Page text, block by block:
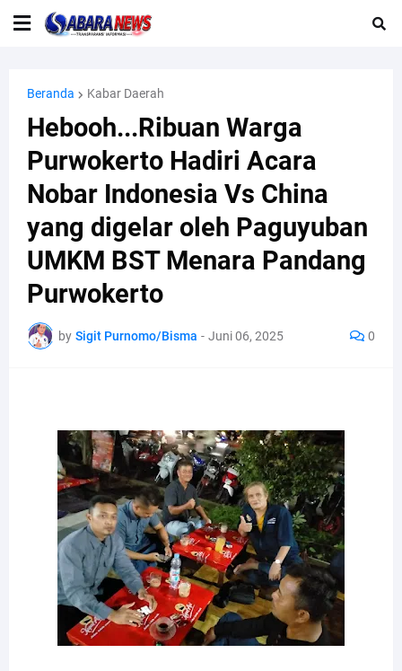
Beranda Kabar Daerah
Hebooh...Ribuan Warga
Purwokerto Hadiri Acara
Nobar Indonesia Vs China
yang digelar oleh Paguyuban
UMKM BST Menara Pandang
Purwokerto
by Sigit Purnomo/Bisma - Juni 06, 2025 0